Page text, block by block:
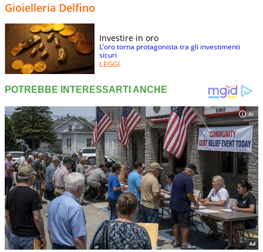
Gioielleria Delfino
Investire in oro
L’oro torna protagonista tra gli investimenti
sicuri
LEGGI